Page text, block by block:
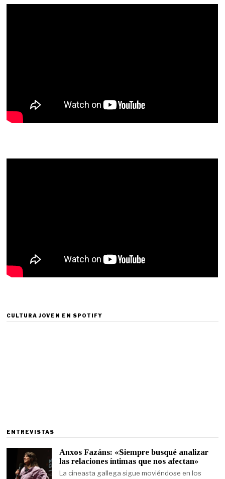
CULTURA JOVEN EN SPOTIFY
ENTREVISTAS
Anxos Fazáns: «Siempre busqué analizar
las relaciones íntimas que nos afectan»
La cineasta gallega sigue moviéndose en los